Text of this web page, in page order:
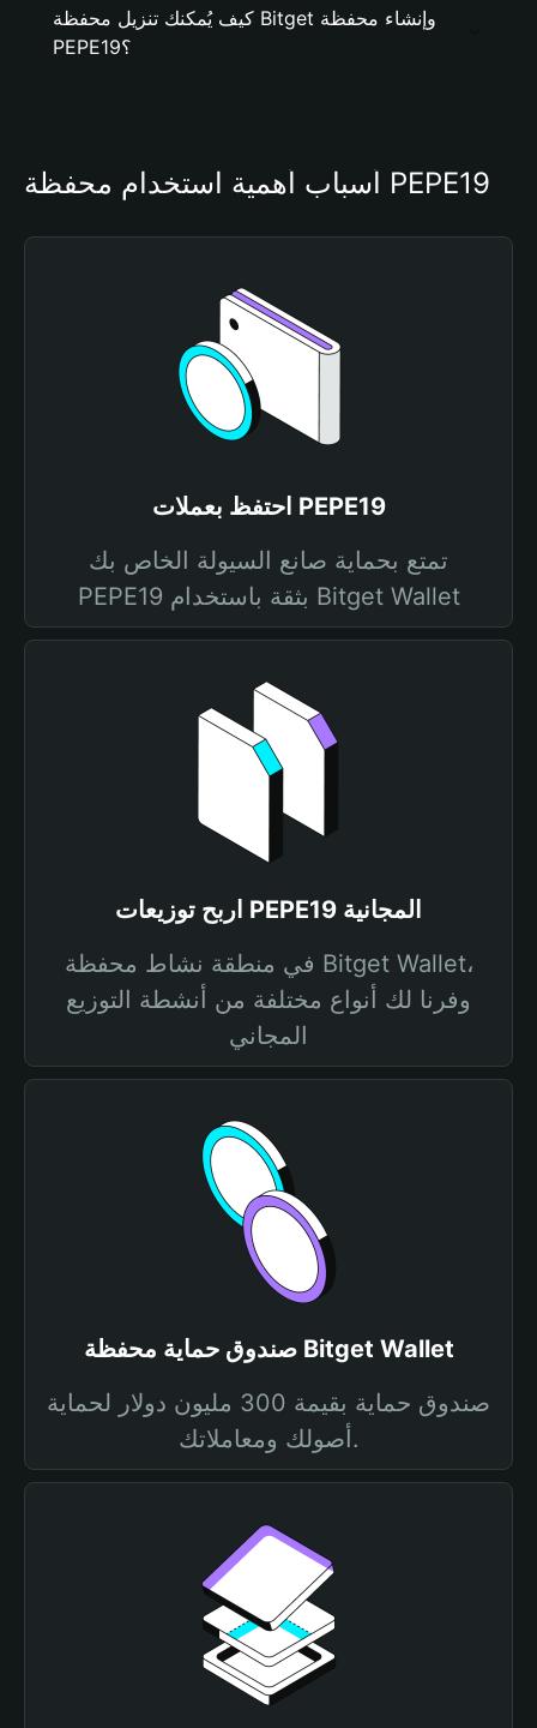
كيف يُمكنك تنزيل محفظة Bitget وإنشاء محفظة
PEPE19؟
أسباب أهمية استخدام محفظة PEPE19
احتفظ بعملات PEPE19
تمتع بحماية صانع السيولة الخاص بك
PEPE19 بثقة باستخدام Bitget Wallet
اربح توزيعات PEPE19 المجانية
في منطقة نشاط محفظة Bitget Wallet،
وفرنا لك أنواع مختلفة من أنشطة التوزيع
المجاني
صندوق حماية محفظة Bitget Wallet
صندوق حماية بقيمة 300 مليون دولار لحماية
أصولك ومعاملاتك.